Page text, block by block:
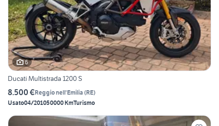
6
Ducati Multistrada 1200 S
8.500 €Reggio nell'Emilia (RE)
Usato04/201050000 KmTurismo